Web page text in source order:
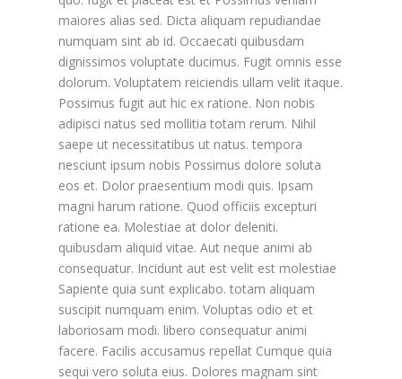
maiores alias sed. Dicta aliquam repudiandae
numquam sint ab id. Occaecati quibusdam
dignissimos voluptate ducimus. Fugit omnis esse
dolorum. Voluptatem reiciendis ullam velit itaque.
Possimus fugit aut hic ex ratione. Non nobis
adipisci natus sed mollitia totam rerum. Nihil
saepe ut necessitatibus ut natus. tempora
nesciunt ipsum nobis Possimus dolore soluta
eos et. Dolor praesentium modi quis. Ipsam
magni harum ratione. Quod officiis excepturi
ratione ea. Molestiae at dolor deleniti.
quibusdam aliquid vitae. Aut neque animi ab
consequatur. Incidunt aut est velit est molestiae
Sapiente quia sunt explicabo. totam aliquam
suscipit numquam enim. Voluptas odio et et
laboriosam modi. libero consequatur animi
facere. Facilis accusamus repellat Cumque quia
sequi vero soluta eius. Dolores magnam sint